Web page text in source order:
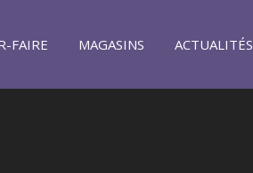
FAIRE MAGASINS ACTUALITÉS